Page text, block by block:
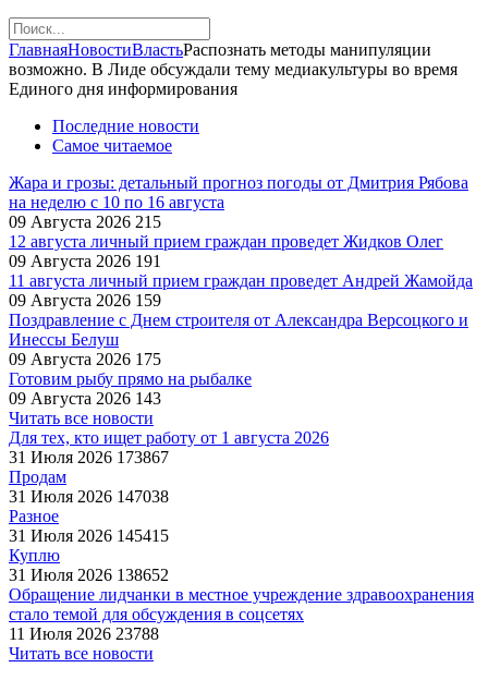
ГлавнаяНовостиВластьРаспознать методы манипуляции
возможно. В Лиде обсуждали тему медиакультуры во время
Единого дня информирования
Последние новости
Самое читаемое
Жара и грозы: детальный прогноз погоды от Дмитрия Рябова
на неделю с 10 по 16 августа
09 Августа 2026 215
12 августа личный прием граждан проведет Жидков Олег
09 Августа 2026 191
11 августа личный прием граждан проведет Андрей Жамойда
09 Августа 2026 159
Поздравление с Днем строителя от Александра Версоцкого и
Инессы Белуш
09 Августа 2026 175
Готовим рыбу прямо на рыбалке
09 Августа 2026 143
Читать все новости
Для тех, кто ищет работу от 1 августа 2026
31 Июля 2026 173867
Продам
31 Июля 2026 147038
Разное
31 Июля 2026 145415
Куплю
31 Июля 2026 138652
Обращение лидчанки в местное учреждение здравоохранения
стало темой для обсуждения в соцсетях
11 Июля 2026 23788
Читать все новости